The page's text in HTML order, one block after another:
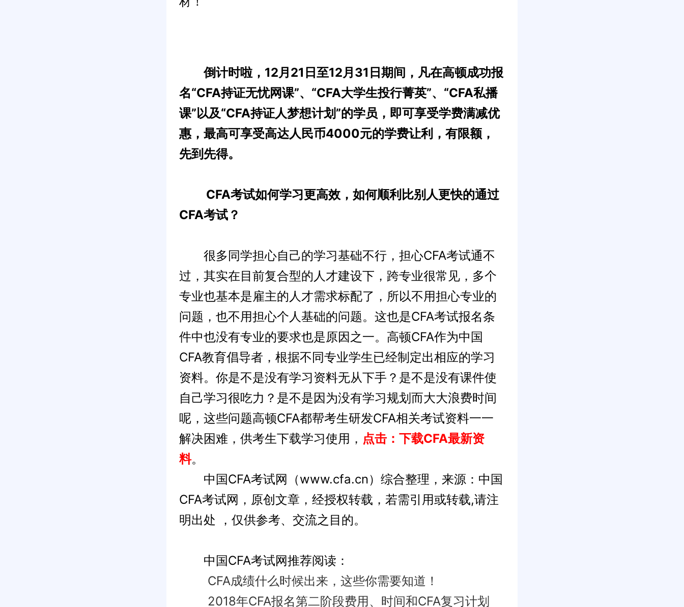
倒计时啦，12月21日至12月31日期间，凡在高顿成功报
名“CFA持证无忧网课”、“CFA大学生投行菁英”、“CFA私播
课”以及“CFA持证人梦想计划”的学员，即可享受学费满减优
惠，最高可享受高达人民币4000元的学费让利，有限额，
先到先得。
CFA考试如何学习更高效，如何顺利比别人更快的通过
CFA考试？
很多同学担心自己的学习基础不行，担心CFA考试通不
过，其实在目前复合型的人才建设下，跨专业很常见，多个
专业也基本是雇主的人才需求标配了，所以不用担心专业的
问题，也不用担心个人基础的问题。这也是CFA考试报名条
件中也没有专业的要求也是原因之一。高顿CFA作为中国
CFA教育倡导者，根据不同专业学生已经制定出相应的学习
资料。你是不是没有学习资料无从下手？是不是没有课件使
自己学习很吃力？是不是因为没有学习规划而大大浪费时间
呢，这些问题高顿CFA都帮考生研发CFA相关考试资料一一
解决困难，供考生下载学习使用， 点击：下载CFA最新资
料。
中国CFA考试网（www.cfa.cn）综合整理，来源：中国
CFA考试网，原创文章，经授权转载，若需引用或转载,请注
明出处 ，仅供参考、交流之目的。
中国CFA考试网推荐阅读：
CFA成绩什么时候出来，这些你需要知道！
2018年CFA报名第二阶段费用、时间和CFA复习计划